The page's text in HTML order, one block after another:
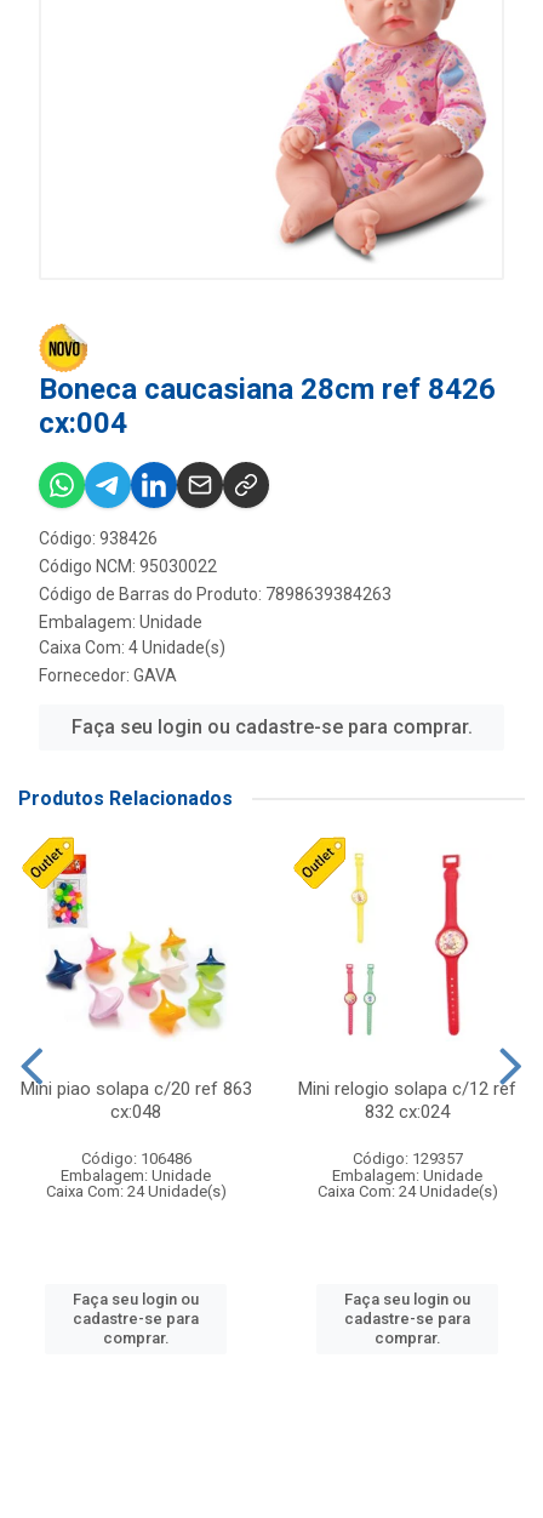
Boneca caucasiana 28cm ref 8426
cx:004
Código: 938426
Código NCM: 95030022
Código de Barras do Produto: 7898639384263
Embalagem: Unidade
Caixa Com: 4 Unidade(s)
Fornecedor: GAVA
Faça seu login ou cadastre-se para comprar.
Produtos Relacionados
Mini piao solapa c/20 ref 863
cx:048
Código: 106486
Embalagem: Unidade
Caixa Com: 24 Unidade(s)
Faça seu login ou
cadastre-se para
comprar.
Mini relogio solapa c/12 ref
832 cx:024
Código: 129357
Embalagem: Unidade
Caixa Com: 24 Unidade(s)
Faça seu login ou
cadastre-se para
comprar.